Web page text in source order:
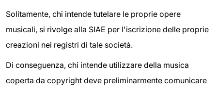
Solitamente, chi intende tutelare le proprie opere
musicali, si rivolge alla SIAE per l'iscrizione delle proprie
creazioni nei registri di tale società.
Di conseguenza, chi intende utilizzare della musica
coperta da copyright deve preliminarmente comunicare